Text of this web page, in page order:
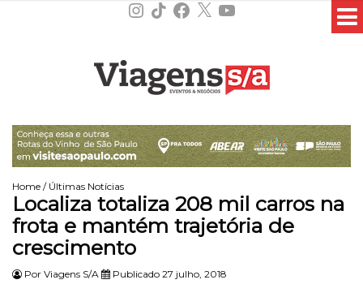
Instagram
TikTokFacebook
X YouTube
Home / Últimas Notícias
Localiza totaliza 208 mil carros na
frota e mantém trajetória de
crescimento
Por Viagens S/A Publicado 27 julho, 2018